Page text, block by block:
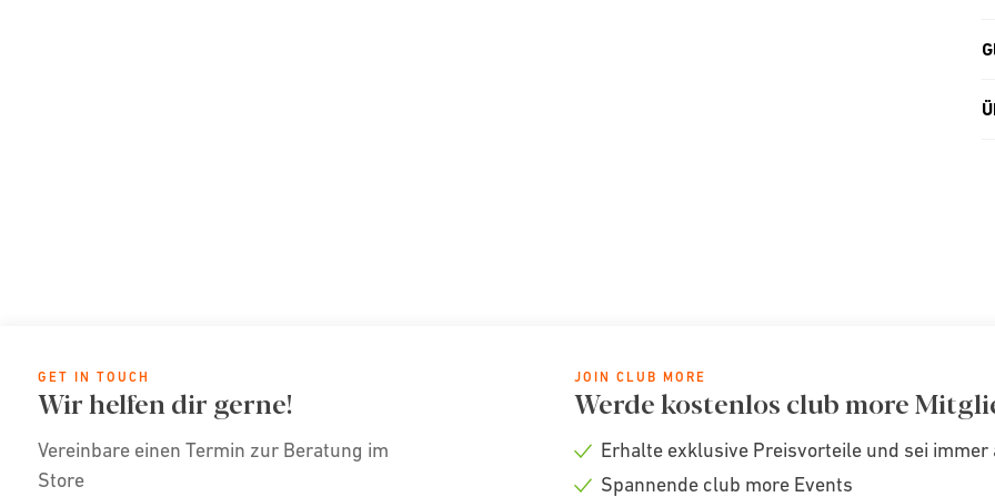
GET IN TOUCH
Wir helfen dir gerne!
Vereinbare einen Termin zur Beratung im
Store
JOIN CLUB MORE
Werde kostenlos club more
Check
Erhalte exklusive Preisvorteile und sei
Spannende club more Events